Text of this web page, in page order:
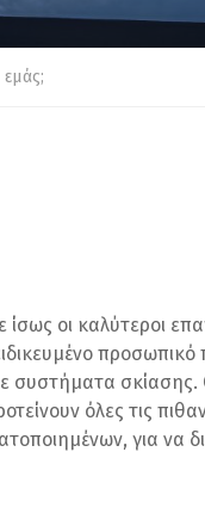
εμάς;
ίσως οι καλύτεροι
σκίασης.
όλες τις
για να